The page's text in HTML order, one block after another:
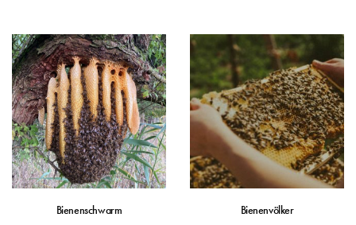
Bienenschwarm Bienenvölker